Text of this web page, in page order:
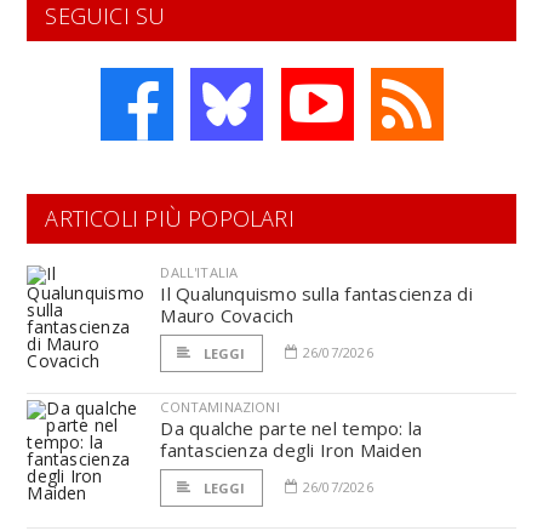
SEGUICI SU
ARTICOLI PIÙ POPOLARI
DALL'ITALIA
Il Qualunquismo sulla fantascienza di
Mauro Covacich
LEGGI 26/07/2026
CONTAMINAZIONI
Da qualche parte nel tempo: la
fantascienza degli Iron Maiden
LEGGI 26/07/2026